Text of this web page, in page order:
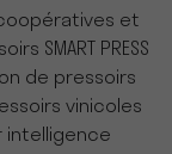
et
SMART PRESS
de pressoirs
vinicoles
intelligence